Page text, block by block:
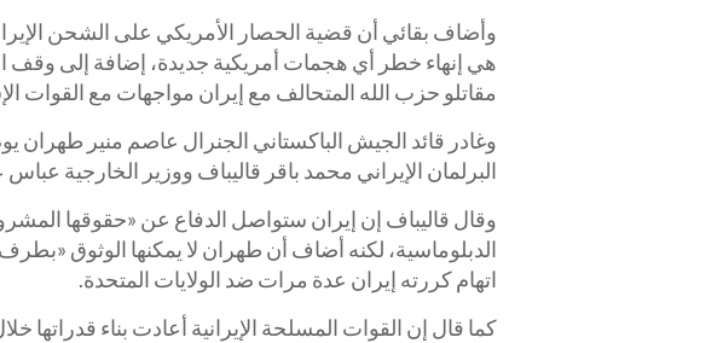
وأضاف بقائي أن قضية الحصار الأمريكي على الشحن
هي إنهاء خطر أي هجمات أمريكية جديدة، إضافة إلى وقف
مقاتلو حزب الله المتحالف مع إيران مواجهات مع القوات
وغادر قائد الجيش الباكستاني الجنرال عاصم منير
البرلمان الإيراني محمد باقر قاليباف ووزير الخارجية
وقال قاليباف إن إيران ستواصل الدفاع عن «حقوقها
الدبلوماسية، لكنه أضاف أن طهران لا يمكنها الوثوق
اتهام كررته إيران عدة مرات ضد الولايات المتحدة.
كما قال إن القوات المسلحة الإيرانية أعادت بناء قدراتها